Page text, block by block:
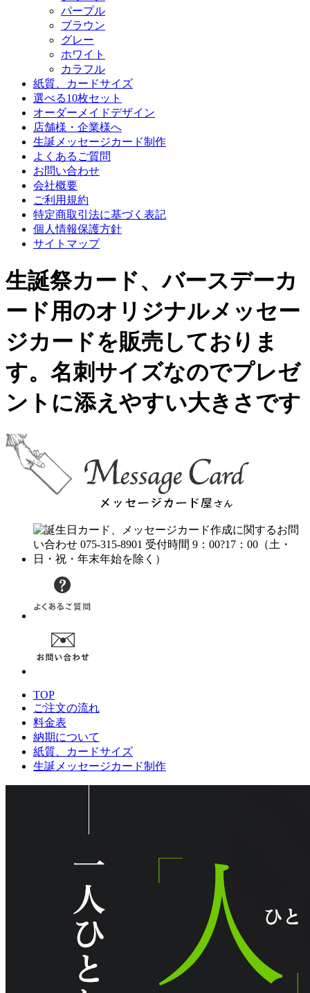
パープル
ブラウン
グレー
ホワイト
カラフル
紙質、カードサイズ
選べる10枚セット
オーダーメイドデザイン
店舗様・企業様へ
生誕メッセージカード制作
よくあるご質問
お問い合わせ
会社概要
ご利用規約
特定商取引法に基づく表記
個人情報保護方針
サイトマップ
生誕祭カード、バースデーカ
ード用のオリジナルメッセー
ジカードを販売しておりま
す。名刺サイズなのでプレゼ
ントに添えやすい大きさです
TOP
ご注文の流れ
料金表
納期について
紙質、カードサイズ
生誕メッセージカード制作